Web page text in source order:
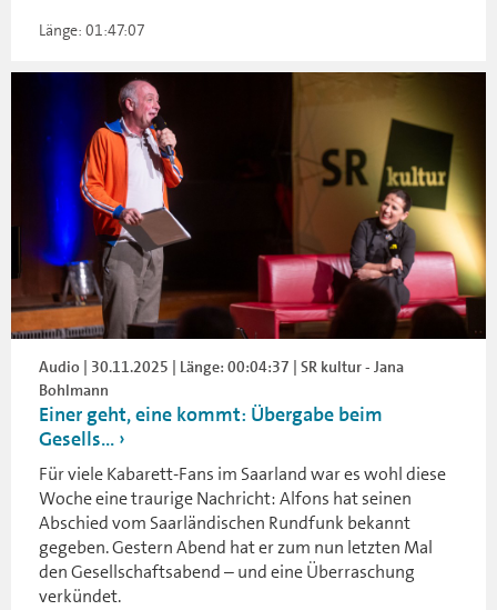
Länge: 01:47:07
Audio | 30.11.2025 | Länge: 00:04:37 | SR kultur - Jana
Bohlmann
Einer geht, eine kommt: Übergabe beim
Gesells...
Für viele Kabarett-Fans im Saarland war es wohl diese
Woche eine traurige Nachricht: Alfons hat seinen
Abschied vom Saarländischen Rundfunk bekannt
gegeben. Gestern Abend hat er zum nun letzten Mal
den Gesellschaftsabend – und eine Überraschung
verkündet.